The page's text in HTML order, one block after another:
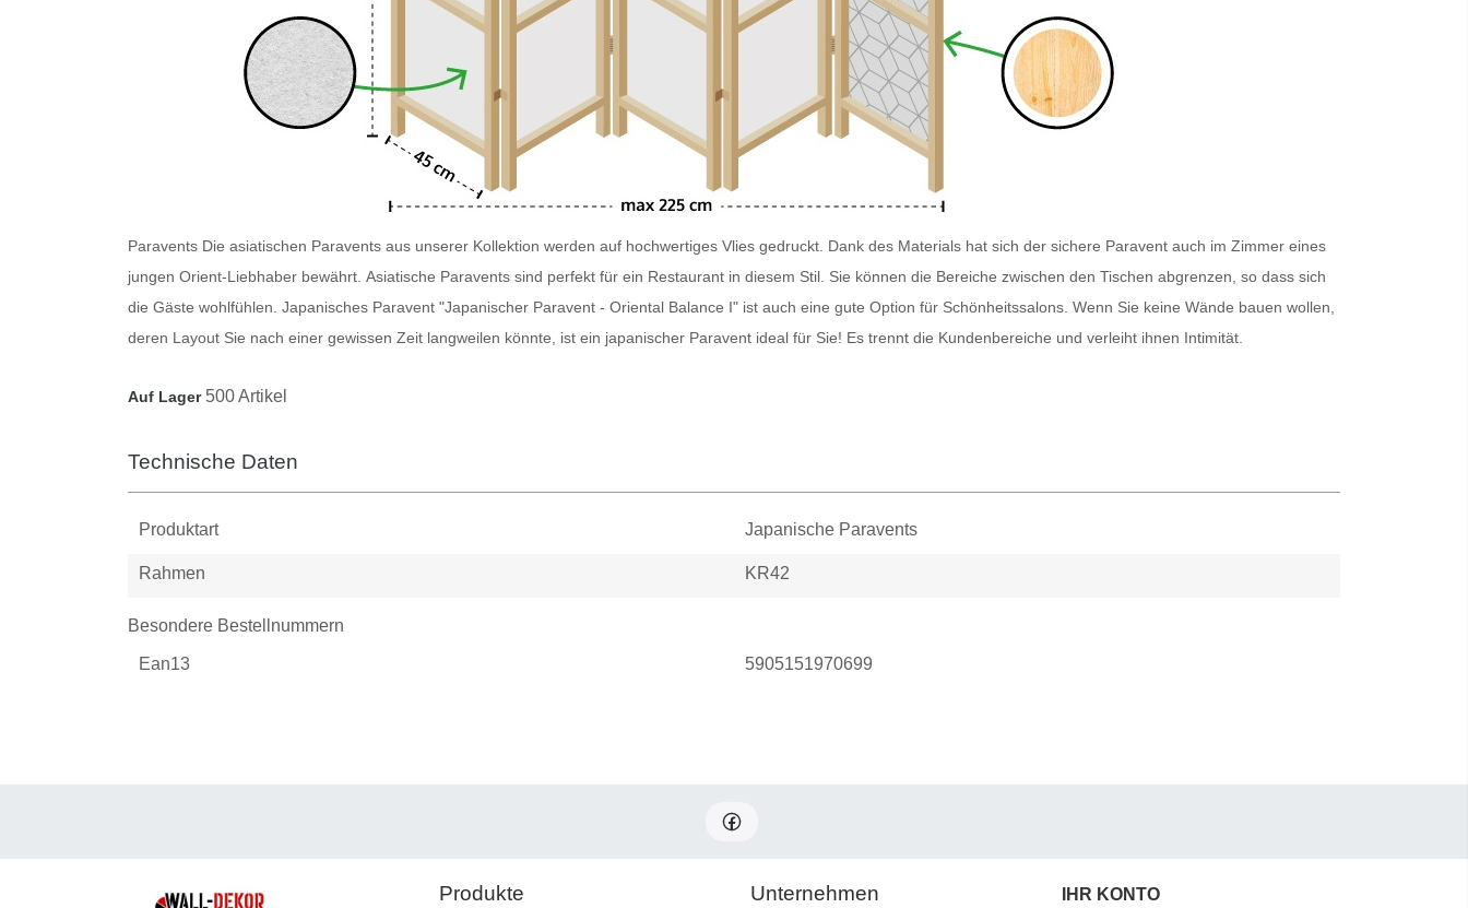
Paravents Die asiatischen Paravents aus unserer Kollektion werden auf hochwertiges Vlies gedruckt. Dank des Materials hat sich der sichere Paravent auch im Zimmer eines
jungen Orient-Liebhaber bewährt. Asiatische Paravents sind perfekt für ein Restaurant in diesem Stil. Sie können die Bereiche zwischen den Tischen abgrenzen, so dass sich
die Gäste wohlfühlen. Japanisches Paravent "Japanischer Paravent - Oriental Balance I" ist auch eine gute Option für Schönheitssalons. Wenn Sie keine Wände bauen wollen,
deren Layout Sie nach einer gewissen Zeit langweilen könnte, ist ein japanischer Paravent ideal für Sie! Es trennt die Kundenbereiche und verleiht ihnen Intimität.
Auf Lager 500 Artikel
Technische Daten
Produktart Japanische Paravents
Rahmen KR42
Besondere Bestellnummern
Ean13 5905151970699
Produkte Unternehmen IHR KONTO